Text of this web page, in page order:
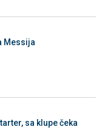
Messija
sa klupe čeka